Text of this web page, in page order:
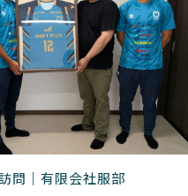
問｜有限会社服部